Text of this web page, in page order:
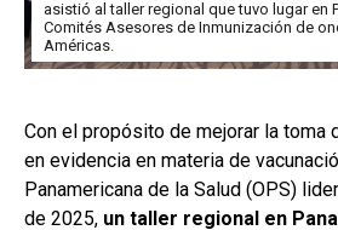
asistió al taller regional que tuvo lugar en
Comités Asesores de Inmunización de
Américas.
Con el propósito de mejorar la toma
en evidencia en materia de
Panamericana de la Salud (OPS)
de 2025, un taller regional en